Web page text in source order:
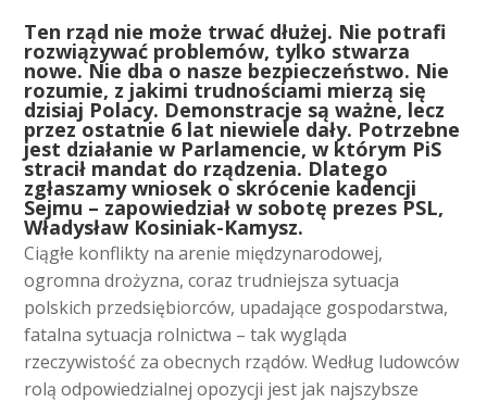
Ten rząd nie może trwać dłużej. Nie potrafi
rozwiązywać problemów, tylko stwarza
nowe. Nie dba o nasze bezpieczeństwo. Nie
rozumie, z jakimi trudnościami mierzą się
dzisiaj Polacy. Demonstracje są ważne, lecz
przez ostatnie 6 lat niewiele dały. Potrzebne
jest działanie w Parlamencie, w którym PiS
stracił mandat do rządzenia. Dlatego
zgłaszamy wniosek o skrócenie kadencji
Sejmu – zapowiedział w sobotę prezes PSL,
Władysław Kosiniak-Kamysz.
Ciągłe konflikty na arenie międzynarodowej,
ogromna drożyzna, coraz trudniejsza sytuacja
polskich przedsiębiorców, upadające gospodarstwa,
fatalna sytuacja rolnictwa – tak wygląda
rzeczywistość za obecnych rządów. Według ludowców
rolą odpowiedzialnej opozycji jest jak najszybsze